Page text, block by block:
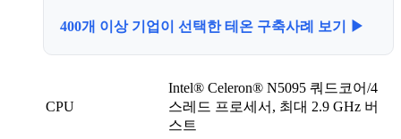
400개 이상 기업이 선택한 테온 구축사례 보기 ▶
CPU
Intel® Celeron® N5095 쿼드코어/4
스레드 프로세서, 최대 2.9 GHz 버
스트